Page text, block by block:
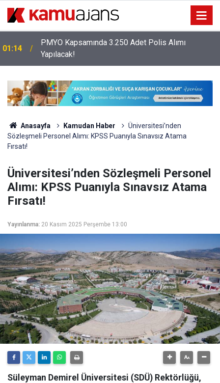
00:57
Erciyes Üniversitesi KPSS Puanıyla 204 Adet
Sağlık Personeli Alımı Yapacak
Anasayfa Kamudan Haber
Üniversitesi’nden
Sözleşmeli Personel Alımı: KPSS Puanıyla Sınavsız Atama
Fırsatı!
Üniversitesi’nden Sözleşmeli Personel
Alımı: KPSS Puanıyla Sınavsız Atama
Fırsatı!
Yayınlanma: 20 Kasım 2025 Perşembe 13:00
Süleyman Demirel Üniversitesi (SDÜ) Rektörlüğü,